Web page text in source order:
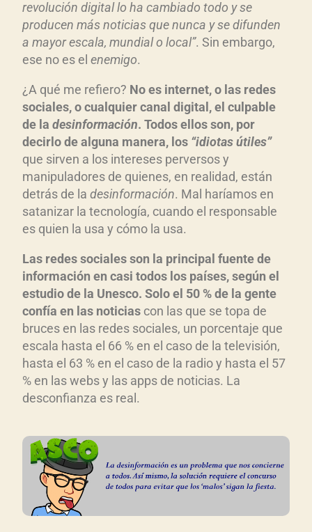
revolución digital lo ha cambiado todo y se
producen más noticias que nunca y se difunden
a mayor escala, mundial o local”. Sin embargo,
ese no es el enemigo.
¿A qué me refiero? No es internet, o las redes
sociales, o cualquier canal digital, el culpable
de la desinformación. Todos ellos son, por
decirlo de alguna manera, los “idiotas útiles”
que sirven a los intereses perversos y
manipuladores de quienes, en realidad, están
detrás de la desinformación. Mal haríamos en
satanizar la tecnología, cuando el responsable
es quien la usa y cómo la usa.
Las redes sociales son la principal fuente de
información en casi todos los países, según el
estudio de la Unesco. Solo el 50 % de la gente
confía en las noticias con las que se topa de
bruces en las redes sociales, un porcentaje que
escala hasta el 66 % en el caso de la televisión,
hasta el 63 % en el caso de la radio y hasta el 57
% en las webs y las apps de noticias. La
desconfianza es real.